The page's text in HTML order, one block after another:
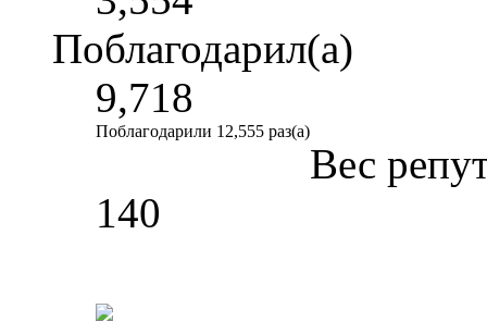
Поблагодарил(а)
9,718
Поблагодарили 12,555 раз(а)
Вес
140